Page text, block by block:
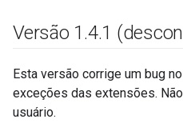
Versão 1.4.1
Esta versão corrige um bug
exceções das extensões.
usuário.